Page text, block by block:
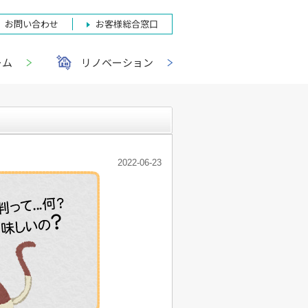
お問い合わせ お客様総合窓口
リノベーション
2022-06-23